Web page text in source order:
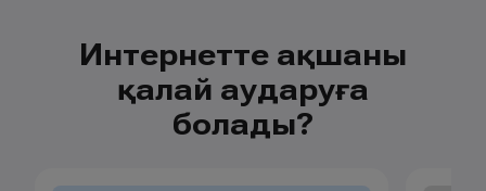
Интернетте ақшаны
қалай аударуға
болады?